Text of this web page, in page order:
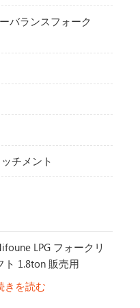
バランスフォーク
チメント
LPG フォークリ
ト 1.8ton 販売用
きを読む